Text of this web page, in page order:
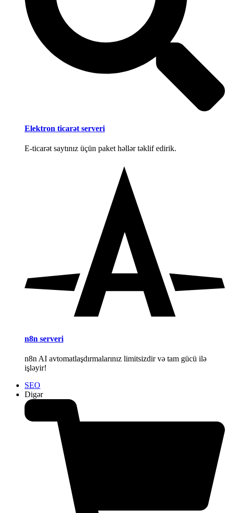
Elektron ticarət serveri
E-ticarət saytınız üçün paket həllər təklif edirik.
n8n serveri
n8n AI avtomatlaşdırmalarınız limitsizdir və tam gücü ilə
işləyir!
SEO
Digər